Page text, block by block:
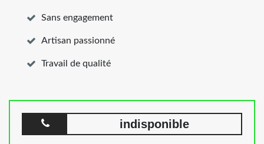
Sans engagement
Artisan passionné
Travail de qualité
indisponible